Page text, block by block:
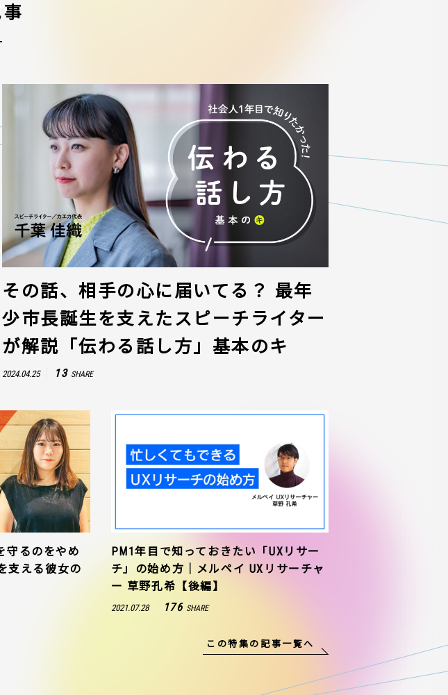
その話、相手の心に届いてる？ 最年
少市長誕生を支えたスピーチライター
が解説「伝わる話し方」基本のキ
2024.04.25 13 SHARE
守るのをやめ
支える彼女の
PM1年目で知っておきたい「UXリサー
チ」の始め方｜メルペイ UXリサーチャ
ー 草野孔希【後編】
2021.07.28 176 SHARE
この特集の記事一覧へ